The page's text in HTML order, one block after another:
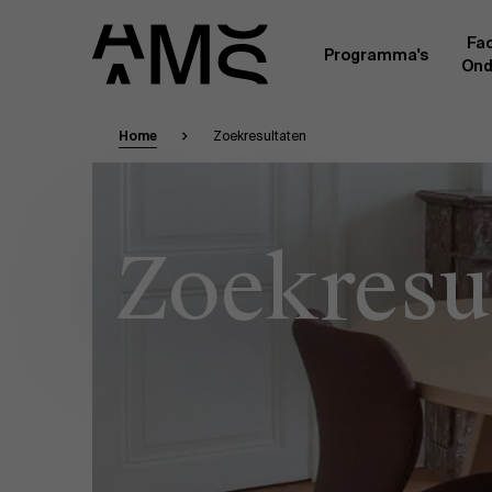
Programma's
Part-time programma's
Programma's op maat
Financiën
Faculty
Een kern van voltijdse academici, in dienst
Universiteit Antwerpen, vormt de
gemeenschap. Aanvullend daarop heeft
andere universiteiten, lokaal en
praktijkervaring in de bedrijfswereld een
Door hun specifieke expertise en hun
volledige, praktijkgericht en wetenschappelijk
managementinzichten. Samen bezorgen zij
leerervaring van topkwaliteit.
Home Zoekresultaten